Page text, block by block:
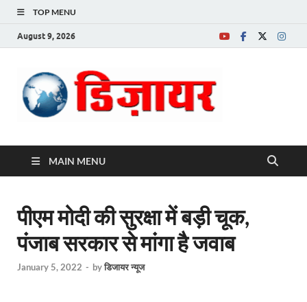
TOP MENU
August 9, 2026
MAIN MENU
पीएम मोदी की सुरक्षा में बड़ी चूक,
पंजाब सरकार से मांगा है जवाब
January 5, 2022 - byडिजायर न्यूज